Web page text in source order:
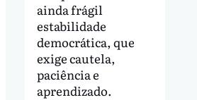
ainda frágil
estabilidade
democrática, que
exige cautela,
paciência e
aprendizado.